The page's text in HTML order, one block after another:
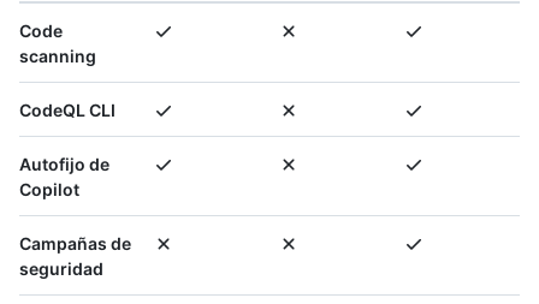
Code
scanning
CodeQL CLI
Autofijo de
Copilot
Campañas de
seguridad